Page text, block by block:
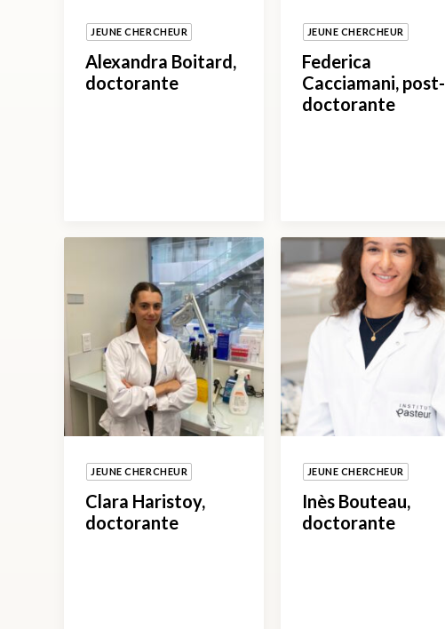
JEUNE CHERCHEUR
Alexandra Boitard,
doctorante
JEUNE CHERCHEUR
Federica
Cacciamani, post-
doctorante
JEUNE CHERCHEUR
Clara Haristoy,
doctorante
JEUNE CHERCHEUR
Inès Bouteau,
doctorante